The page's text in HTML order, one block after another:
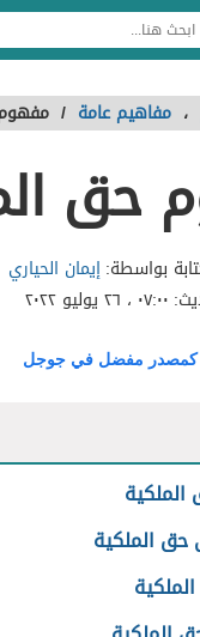
، مفاهيم عامة /
حق
بواسطة:إيمان الحياري
٠٧:٠٠ ، ٢٦ يوليو ٢٠٢٢
مفضل في جوجل
حق الملكية